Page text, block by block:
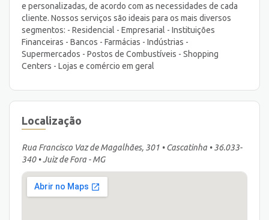
e personalizadas, de acordo com as necessidades de cada
cliente. Nossos serviços são ideais para os mais diversos
segmentos: - Residencial - Empresarial - Instituições
Financeiras - Bancos - Farmácias - Indústrias -
Supermercados - Postos de Combustíveis - Shopping
Centers - Lojas e comércio em geral
Localização
Rua Francisco Vaz de Magalhães, 301 • Cascatinha • 36.033-
340 • Juiz de Fora - MG